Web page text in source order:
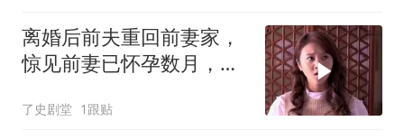
离婚后前夫重回前妻家，
惊见前妻已怀孕数月，前
了史剧堂 1跟贴